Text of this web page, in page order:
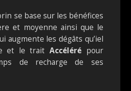
se base sur les bénéfices
et moyenne ainsi que le
augmente les dégâts qu’iel
et le trait Accéléré pour
de recharge de ses